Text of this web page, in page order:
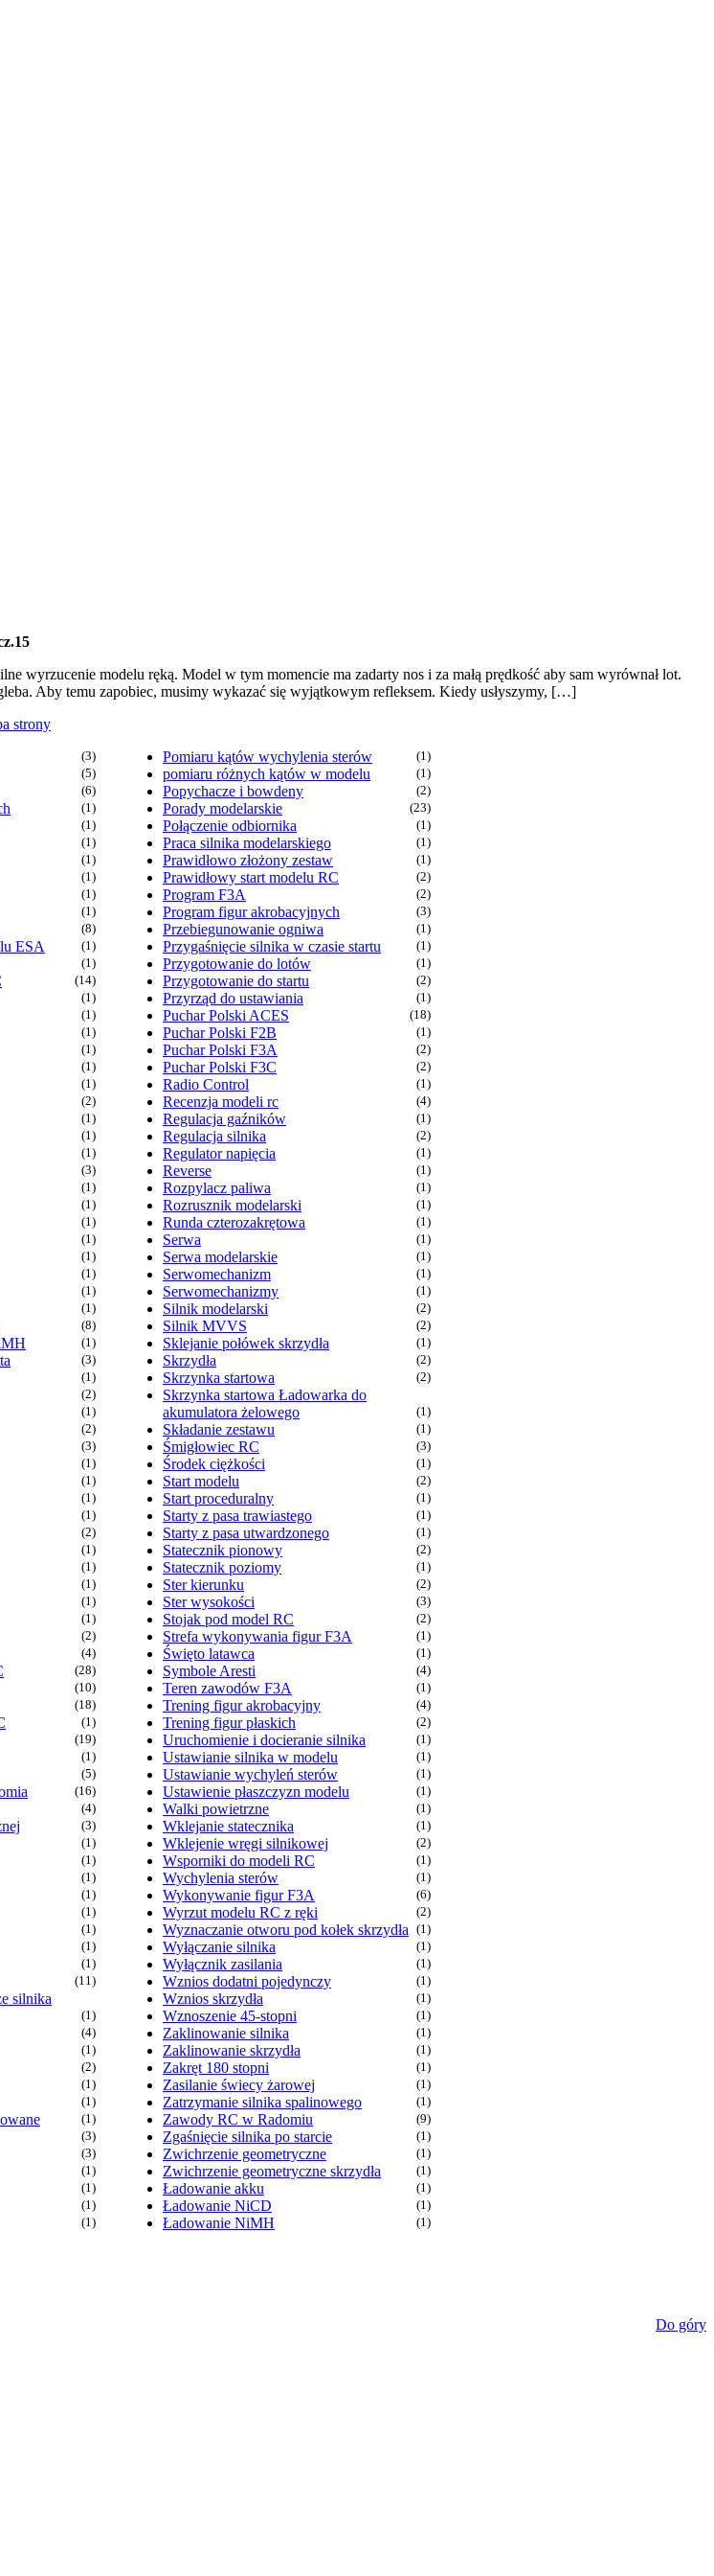
wyrzucenie modelu ręką. Model w tym momencie ma zadarty nos i za małą prędkość aby sam wyrównał lot.
Aby temu zapobiec, musimy wykazać się wyjątkowym refleksem. Kiedy usłyszymy, […]
strony
(3)
(5)
(6)
(1)
(1)
(1)
(1)
(1)
(1)
(1)
(8)
ESA (1)
(1)
(14)
(1)
(1)
(1)
(1)
(1)
(1)
(2)
(1)
(1)
(1)
(3)
(1)
(1)
(1)
(1)
(1)
(1)
(1)
(1)
(8)
(1)
(3)
(1)
(2)
(1)
(2)
(3)
(1)
(1)
(1)
(1)
(2)
(1)
(1)
(1)
(1)
(1)
(2)
(4)
(28)
(10)
(18)
(1)
(19)
(1)
(5)
(16)
(4)
(3)
(1)
(1)
(1)
(1)
(1)
(1)
(1)
(1)
(11)
silnika
(1)
(4)
(1)
(2)
(1)
(1)
(1)
(3)
(3)
(1)
(1)
(1)
(1)
Pomiaru kątów wychylenia sterów (1)
pomiaru różnych kątów w modelu (1)
Popychacze i bowdeny (2)
Porady modelarskie (23)
Połączenie odbiornika (1)
Praca silnika modelarskiego (1)
Prawidłowo złożony zestaw (1)
Prawidłowy start modelu RC (2)
Program F3A (2)
Program figur akrobacyjnych (3)
Przebiegunowanie ogniwa (1)
Przygaśnięcie silnika w czasie startu (1)
Przygotowanie do lotów (1)
Przygotowanie do startu (2)
Przyrząd do ustawiania (1)
Puchar Polski ACES (18)
Puchar Polski F2B (1)
Puchar Polski F3A (2)
Puchar Polski F3C (2)
Radio Control (1)
Recenzja modeli rc (4)
Regulacja gaźników (1)
Regulacja silnika (2)
Regulator napięcia (1)
Reverse (1)
Rozpylacz paliwa (1)
Rozrusznik modelarski (1)
Runda czterozakrętowa (1)
Serwa (1)
Serwa modelarskie (1)
Serwomechanizm (1)
Serwomechanizmy (1)
Silnik modelarski (2)
Silnik MVVS (2)
Sklejanie połówek skrzydła (1)
Skrzydła (2)
Skrzynka startowa (2)
Skrzynka startowa Ładowarka do
akumulatora żelowego
(1)
Składanie zestawu (1)
Śmigłowiec RC (3)
Środek ciężkości (1)
Start modelu (2)
Start proceduralny (1)
Starty z pasa trawiastego (1)
Starty z pasa utwardzonego (1)
Statecznik pionowy (2)
Statecznik poziomy (1)
Ster kierunku (2)
Ster wysokości (3)
Stojak pod model RC (2)
Strefa wykonywania figur F3A (1)
Święto latawca (1)
Symbole Aresti (4)
Teren zawodów F3A (1)
Trening figur akrobacyjny (4)
Trening figur płaskich (2)
Uruchomienie i docieranie silnika (1)
Ustawianie silnika w modelu (1)
Ustawianie wychyleń sterów (1)
Ustawienie płaszczyzn modelu (1)
Walki powietrzne (1)
Wklejanie statecznika (1)
Wklejenie wręgi silnikowej (2)
Wsporniki do modeli RC (1)
Wychylenia sterów (1)
Wykonywanie figur F3A (6)
Wyrzut modelu RC z ręki (2)
Wyznaczanie otworu pod kołek skrzydła (1)
Wyłączanie silnika (1)
Wyłącznik zasilania (1)
Wznios dodatni pojedynczy (1)
Wznios skrzydła (1)
Wznoszenie 45-stopni (1)
Zaklinowanie silnika (1)
Zaklinowanie skrzydła (1)
Zakręt 180 stopni (1)
Zasilanie świecy żarowej (1)
Zatrzymanie silnika spalinowego (1)
Zawody RC w Radomiu (9)
Zgaśnięcie silnika po starcie (1)
Zwichrzenie geometryczne (1)
Zwichrzenie geometryczne skrzydła (1)
Ładowanie akku (1)
Ładowanie NiCD (1)
Ładowanie NiMH (1)
Do góry